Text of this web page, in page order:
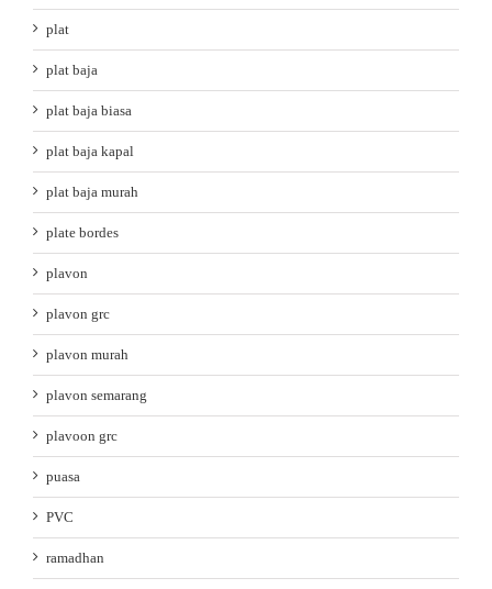
plat
plat baja
plat baja biasa
plat baja kapal
plat baja murah
plate bordes
plavon
plavon grc
plavon murah
plavon semarang
plavoon grc
puasa
PVC
ramadhan